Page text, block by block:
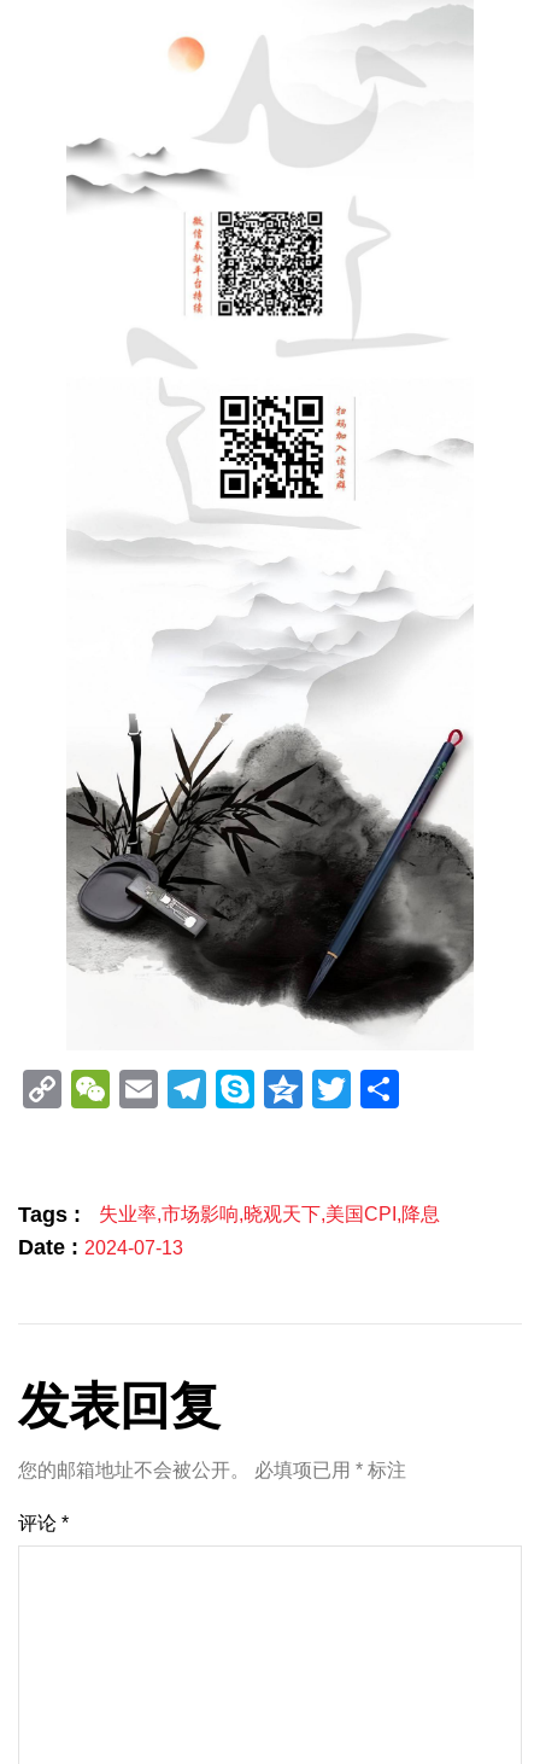
CopyWeChat
EmailTelegram
SkypeQzoneTwitter
Tags : 失业率,市场影响,晓观天下,美国CPI ,降息
Date : 2024-07-13
发表回复
您的邮箱地址不会被公开。 必填项已用 * 标注
评论 *